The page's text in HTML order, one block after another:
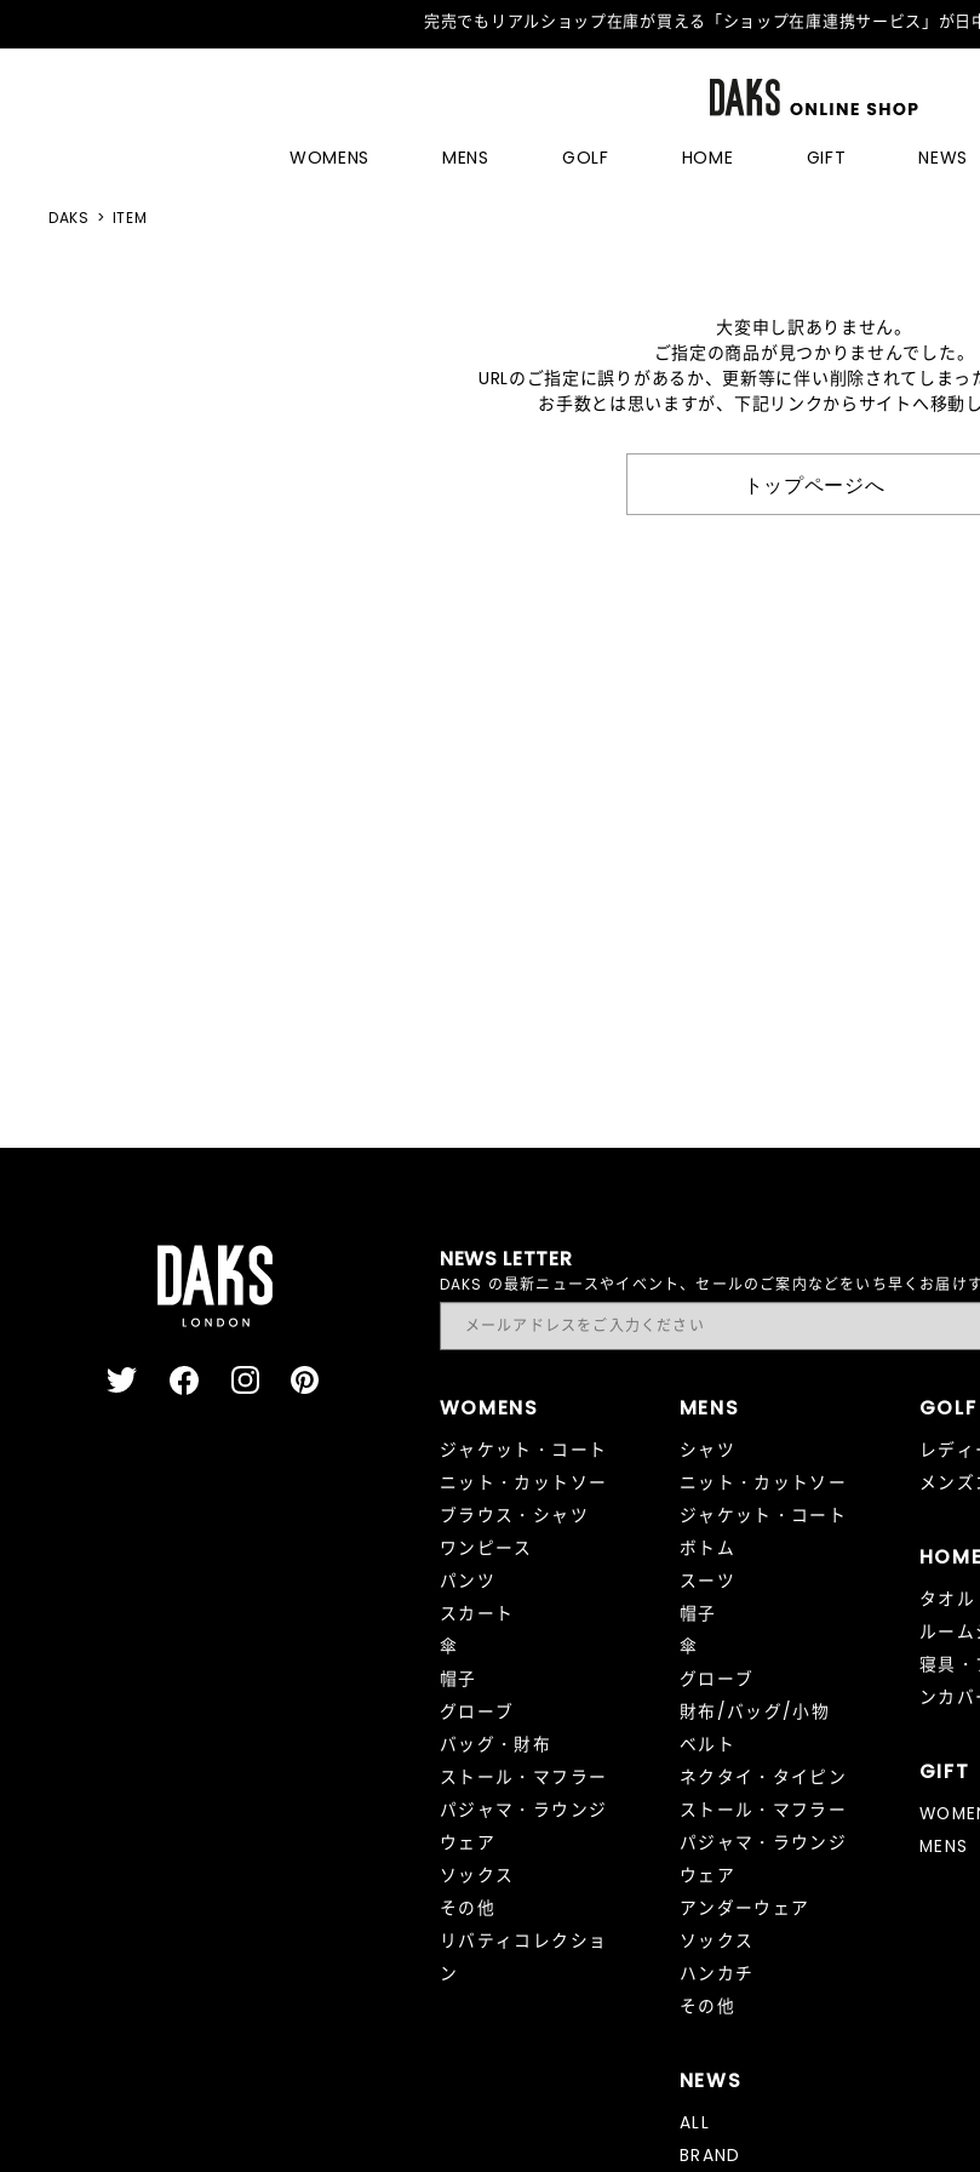
完売でもリアルショップ在庫が買える「ショップ在庫連携サービス」が日
WOMENS MENS GOLF HOME GIFT NEWS
DAKS ITEM
大変申し訳ありません。
ご指定の商品が見つかりませんでした。
URLのご指定に誤りがあるか、更新等に伴い削除されてしまっ
お手数とは思いますが、下記リンクからサイトへ移動
トップページへ
NEWS LETTER
DAKS の最新ニュースやイベント、セールのご案内などをいち早くお届け
WOMENS
ジャケット・コート
ニット・カットソー
ブラウス・シャツ
ワンピース
パンツ
スカート
傘
帽子
グローブ
バッグ・財布
ストール・マフラー
パジャマ・ラウンジ
ウェア
ソックス
その他
リバティコレクショ
ン
MENS
シャツ
ニット・カットソー
ジャケット・コート
ボトム
スーツ
帽子
傘
グローブ
財布/バッグ/小物
ベルト
ネクタイ・タイピン
ストール・マフラー
パジャマ・ラウンジ
ウェア
アンダーウェア
ソックス
ハンカチ
その他
NEWS
ALL
BRAND
GOLF
レデ
メンズ
HOME
タオル
ルーム
寝具・
ンカバ
GIFT
MENS